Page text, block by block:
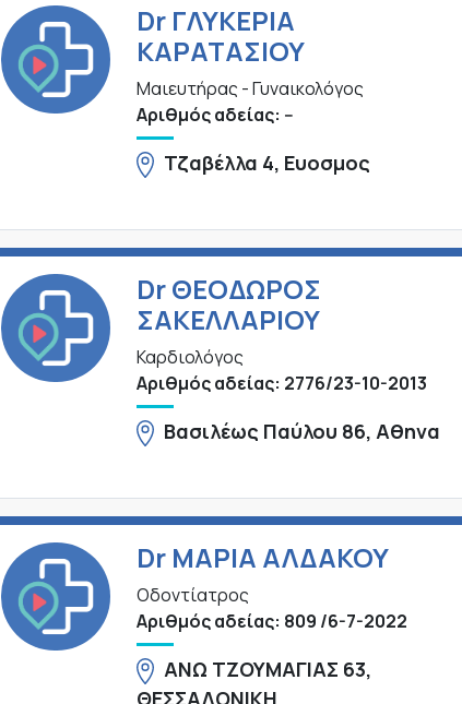
Dr ΓΛΥΚΕΡΙΑ
ΚΑΡΑΤΑΣΙΟΥ
Μαιευτήρας - Γυναικολόγος
Αριθμός αδείας: --
Τζαβέλλα 4, Ευοσμος
Dr ΘΕΟΔΩΡΟΣ
ΣΑΚΕΛΛΑΡΙΟΥ
Καρδιολόγος
Αριθμός αδείας: 2776/23-10-2013
Βασιλέως Παύλου 86, Αθηνα
Dr ΜΑΡΙΑ ΑΛΔΑΚΟΥ
Οδοντίατρος
Αριθμός αδείας: 809 /6-7-2022
ΑΝΩ ΤΖΟΥΜΑΓΙΑΣ 63,
ΘΕΣΣΑΛΟΝΙΚΗ